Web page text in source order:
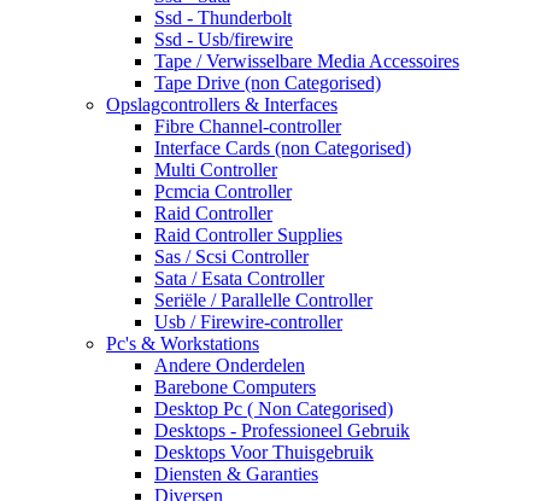
Ssd - Thunderbolt
Ssd - Usb/firewire
Tape / Verwisselbare Media Accessoires
Tape Drive (non Categorised)
Opslagcontrollers & Interfaces
Fibre Channel-controller
Interface Cards (non Categorised)
Multi Controller
Pcmcia Controller
Raid Controller
Raid Controller Supplies
Sas / Scsi Controller
Sata / Esata Controller
Seriële / Parallelle Controller
Usb / Firewire-controller
Pc's & Workstations
Andere Onderdelen
Barebone Computers
Desktop Pc ( Non Categorised)
Desktops - Professioneel Gebruik
Desktops Voor Thuisgebruik
Diensten & Garanties
Diversen